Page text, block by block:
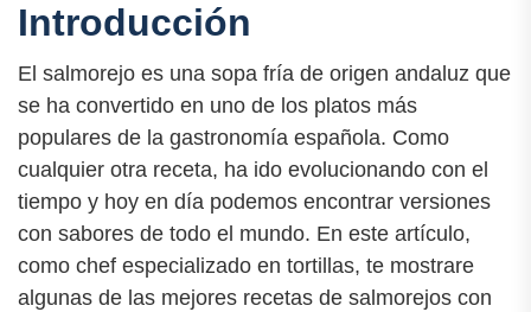
Introducción
El salmorejo es una sopa fría de origen andaluz que
se ha convertido en uno de los platos más
populares de la gastronomía española. Como
cualquier otra receta, ha ido evolucionando con el
tiempo y hoy en día podemos encontrar versiones
con sabores de todo el mundo. En este artículo,
como chef especializado en tortillas, te mostrare
algunas de las mejores recetas de salmorejos con